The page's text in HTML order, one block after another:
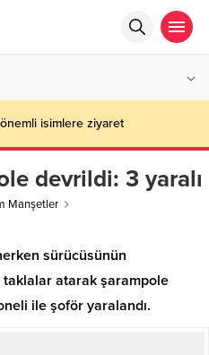
isimlere ziyaret
devrildi: 3 yaralı
Manşetler
sürücüsünün
taklalar atarak şarampole
ile şoför yaralandı.